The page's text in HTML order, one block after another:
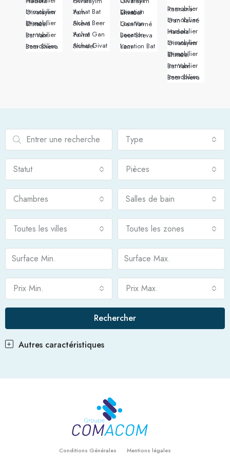
Immobilier Givatayim
Immobilier Givat Shmuel
Immobilier Bat Yam
Immobilier Beer Sheva
Achat Bat Yam
Achat Beer Sheva
Achat Gan Yavné
Achat Givat Shmuel
Location Givat Shmuel
Location Gan Yavné
Location Beer Sheva
Location Bat Yam
Immobilier Raanana
Immobilier Gan Yavné
Immobilier Hadera
Immobilier Givatayim
Immobilier Givat Shmuel
Immobilier Bat Yam
Immobilier Beer Sheva
Type
Statut Pièces
Chambres Salles de bain
Toutes les villes Toutes les zones
Prix Min. Prix Max.
Rechercher
Autres caractéristiques
Conditions Générales Mentions légales